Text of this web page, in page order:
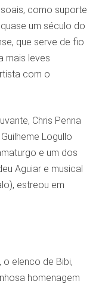
como suporte
um século do
que serve de fio
mais leves
com o
Chris Penna
Logullo
e um dos
Aguiar e musical
estreou em
elenco de Bibi,
homenagem